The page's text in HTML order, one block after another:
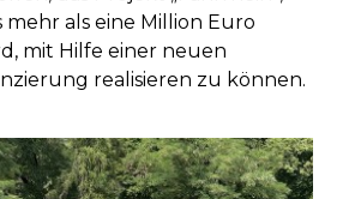
mehr als eine Million Euro
mit Hilfe einer neuen
realisieren zu können.